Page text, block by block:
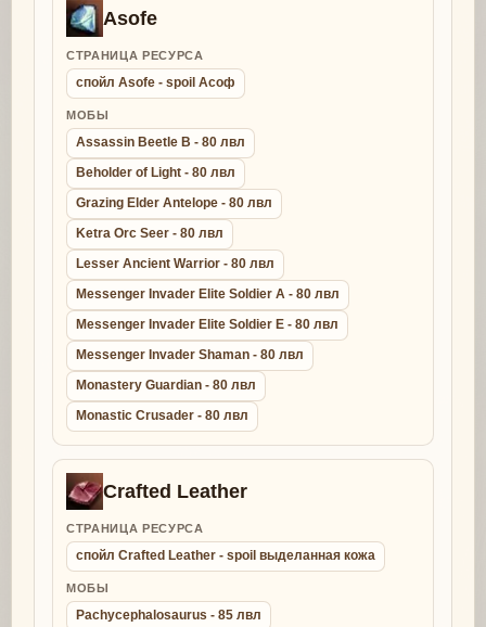
Asofe
СТРАНИЦА РЕСУРСА
спойл Asofe - spoil Асоф
МОБЫ
Assassin Beetle B - 80 лвл
Beholder of Light - 80 лвл
Grazing Elder Antelope - 80 лвл
Ketra Orc Seer - 80 лвл
Lesser Ancient Warrior - 80 лвл
Messenger Invader Elite Soldier A - 80 лвл
Messenger Invader Elite Soldier E - 80 лвл
Messenger Invader Shaman - 80 лвл
Monastery Guardian - 80 лвл
Monastic Crusader - 80 лвл
Crafted Leather
СТРАНИЦА РЕСУРСА
спойл Crafted Leather - spoil выделанная кожа
МОБЫ
Pachycephalosaurus - 85 лвл